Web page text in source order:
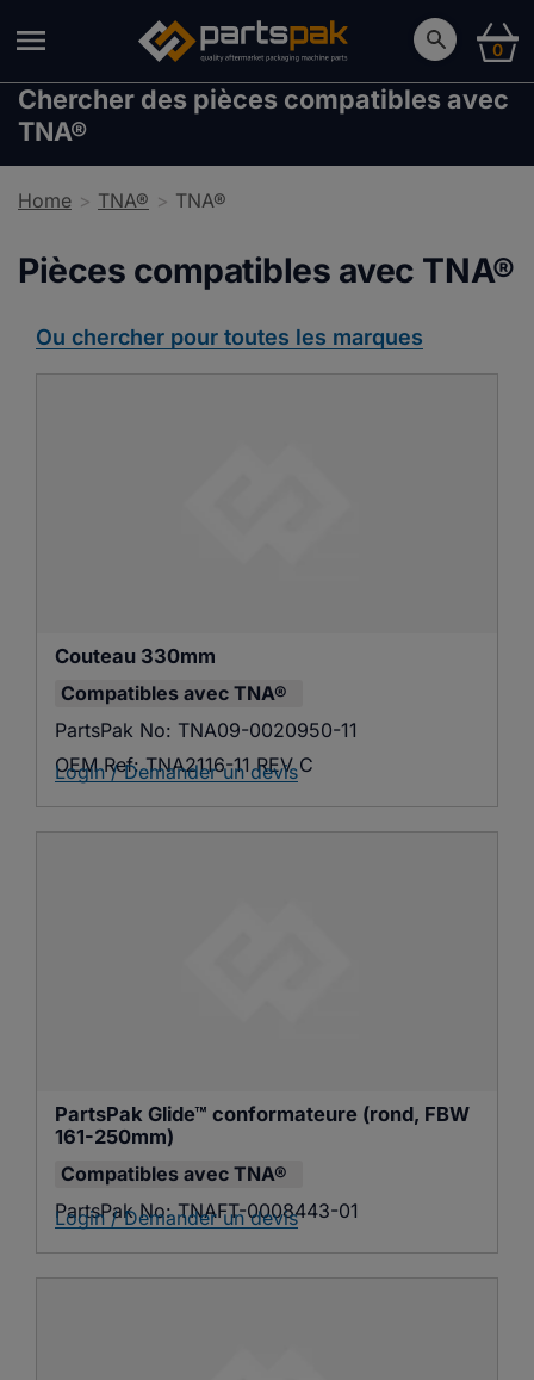
0
Chercher des pièces compatibles avec
TNA®
Home TNA® TNA®
Pièces compatibles avec TNA®
Ou chercher pour toutes les marques
Couteau 330mm
Compatibles avec TNA®
PartsPak No: TNA09-0020950-11
OEM Ref: TNA2116-11 REV C
Login / Demander un devis
PartsPak Glide™ conformateure (rond, FBW
161-250mm)
Compatibles avec TNA®
PartsPak No:TNAFT-0008443-01
Login / Demander un devis